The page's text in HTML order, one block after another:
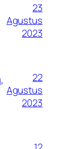
23
Agustus
2023
22
Agustus
2023